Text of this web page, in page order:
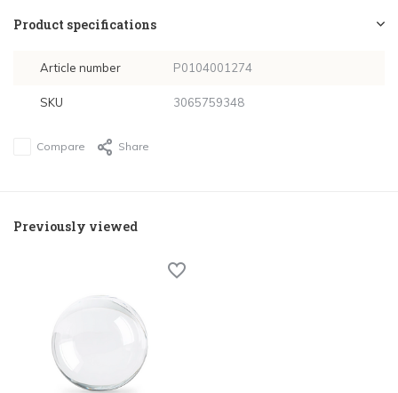
Product specifications
Article number P0104001274
SKU 3065759348
Compare Share
Previously viewed